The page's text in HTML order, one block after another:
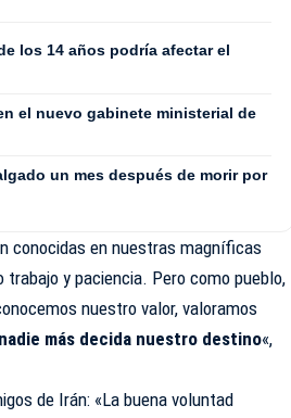
los 14 años podría afectar el
el nuevo gabinete ministerial de
un mes después de morir por
conocidas en nuestras magníficas
y paciencia. Pero como pueblo,
nuestro valor, valoramos
más decida nuestro destino«,
de Irán: «La buena voluntad